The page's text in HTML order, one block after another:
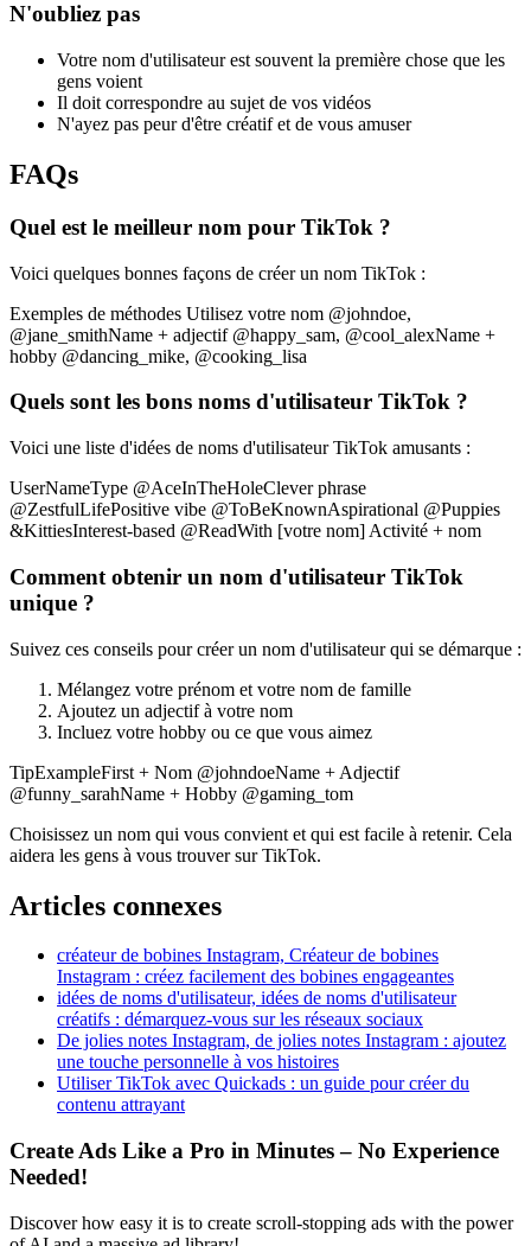
N'oubliez pas
Votre nom d'utilisateur est souvent la première chose que les
gens voient
Il doit correspondre au sujet de vos vidéos
N'ayez pas peur d'être créatif et de vous amuser
FAQs
Quel est le meilleur nom pour TikTok ?
Voici quelques bonnes façons de créer un nom TikTok :
Exemples de méthodes Utilisez votre nom @johndoe,
@jane_smithName + adjectif @happy_sam, @cool_alexName +
hobby @dancing_mike, @cooking_lisa
Quels sont les bons noms d'utilisateur TikTok ?
Voici une liste d'idées de noms d'utilisateur TikTok amusants :
UserNameType @AceInTheHoleClever phrase
@ZestfulLifePositive vibe @ToBeKnownAspirational @Puppies
&KittiesInterest-based @ReadWith [votre nom] Activité + nom
Comment obtenir un nom d'utilisateur TikTok
unique ?
Suivez ces conseils pour créer un nom d'utilisateur qui se démarque :
Mélangez votre prénom et votre nom de famille
Ajoutez un adjectif à votre nom
Incluez votre hobby ou ce que vous aimez
TipExampleFirst + Nom @johndoeName + Adjectif
@funny_sarahName + Hobby @gaming_tom
Choisissez un nom qui vous convient et qui est facile à retenir. Cela
aidera les gens à vous trouver sur TikTok.
Articles connexes
créateur de bobines Instagram, Créateur de bobines
Instagram : créez facilement des bobines engageantes
idées de noms d'utilisateur, idées de noms d'utilisateur
créatifs : démarquez-vous sur les réseaux sociaux
De jolies notes Instagram, de jolies notes Instagram : ajoutez
une touche personnelle à vos histoires
Utiliser TikTok avec Quickads : un guide pour créer du
contenu attrayant
Create Ads Like a Pro in Minutes – No Experience
Needed!
Discover how easy it is to create scroll-stopping ads with the power